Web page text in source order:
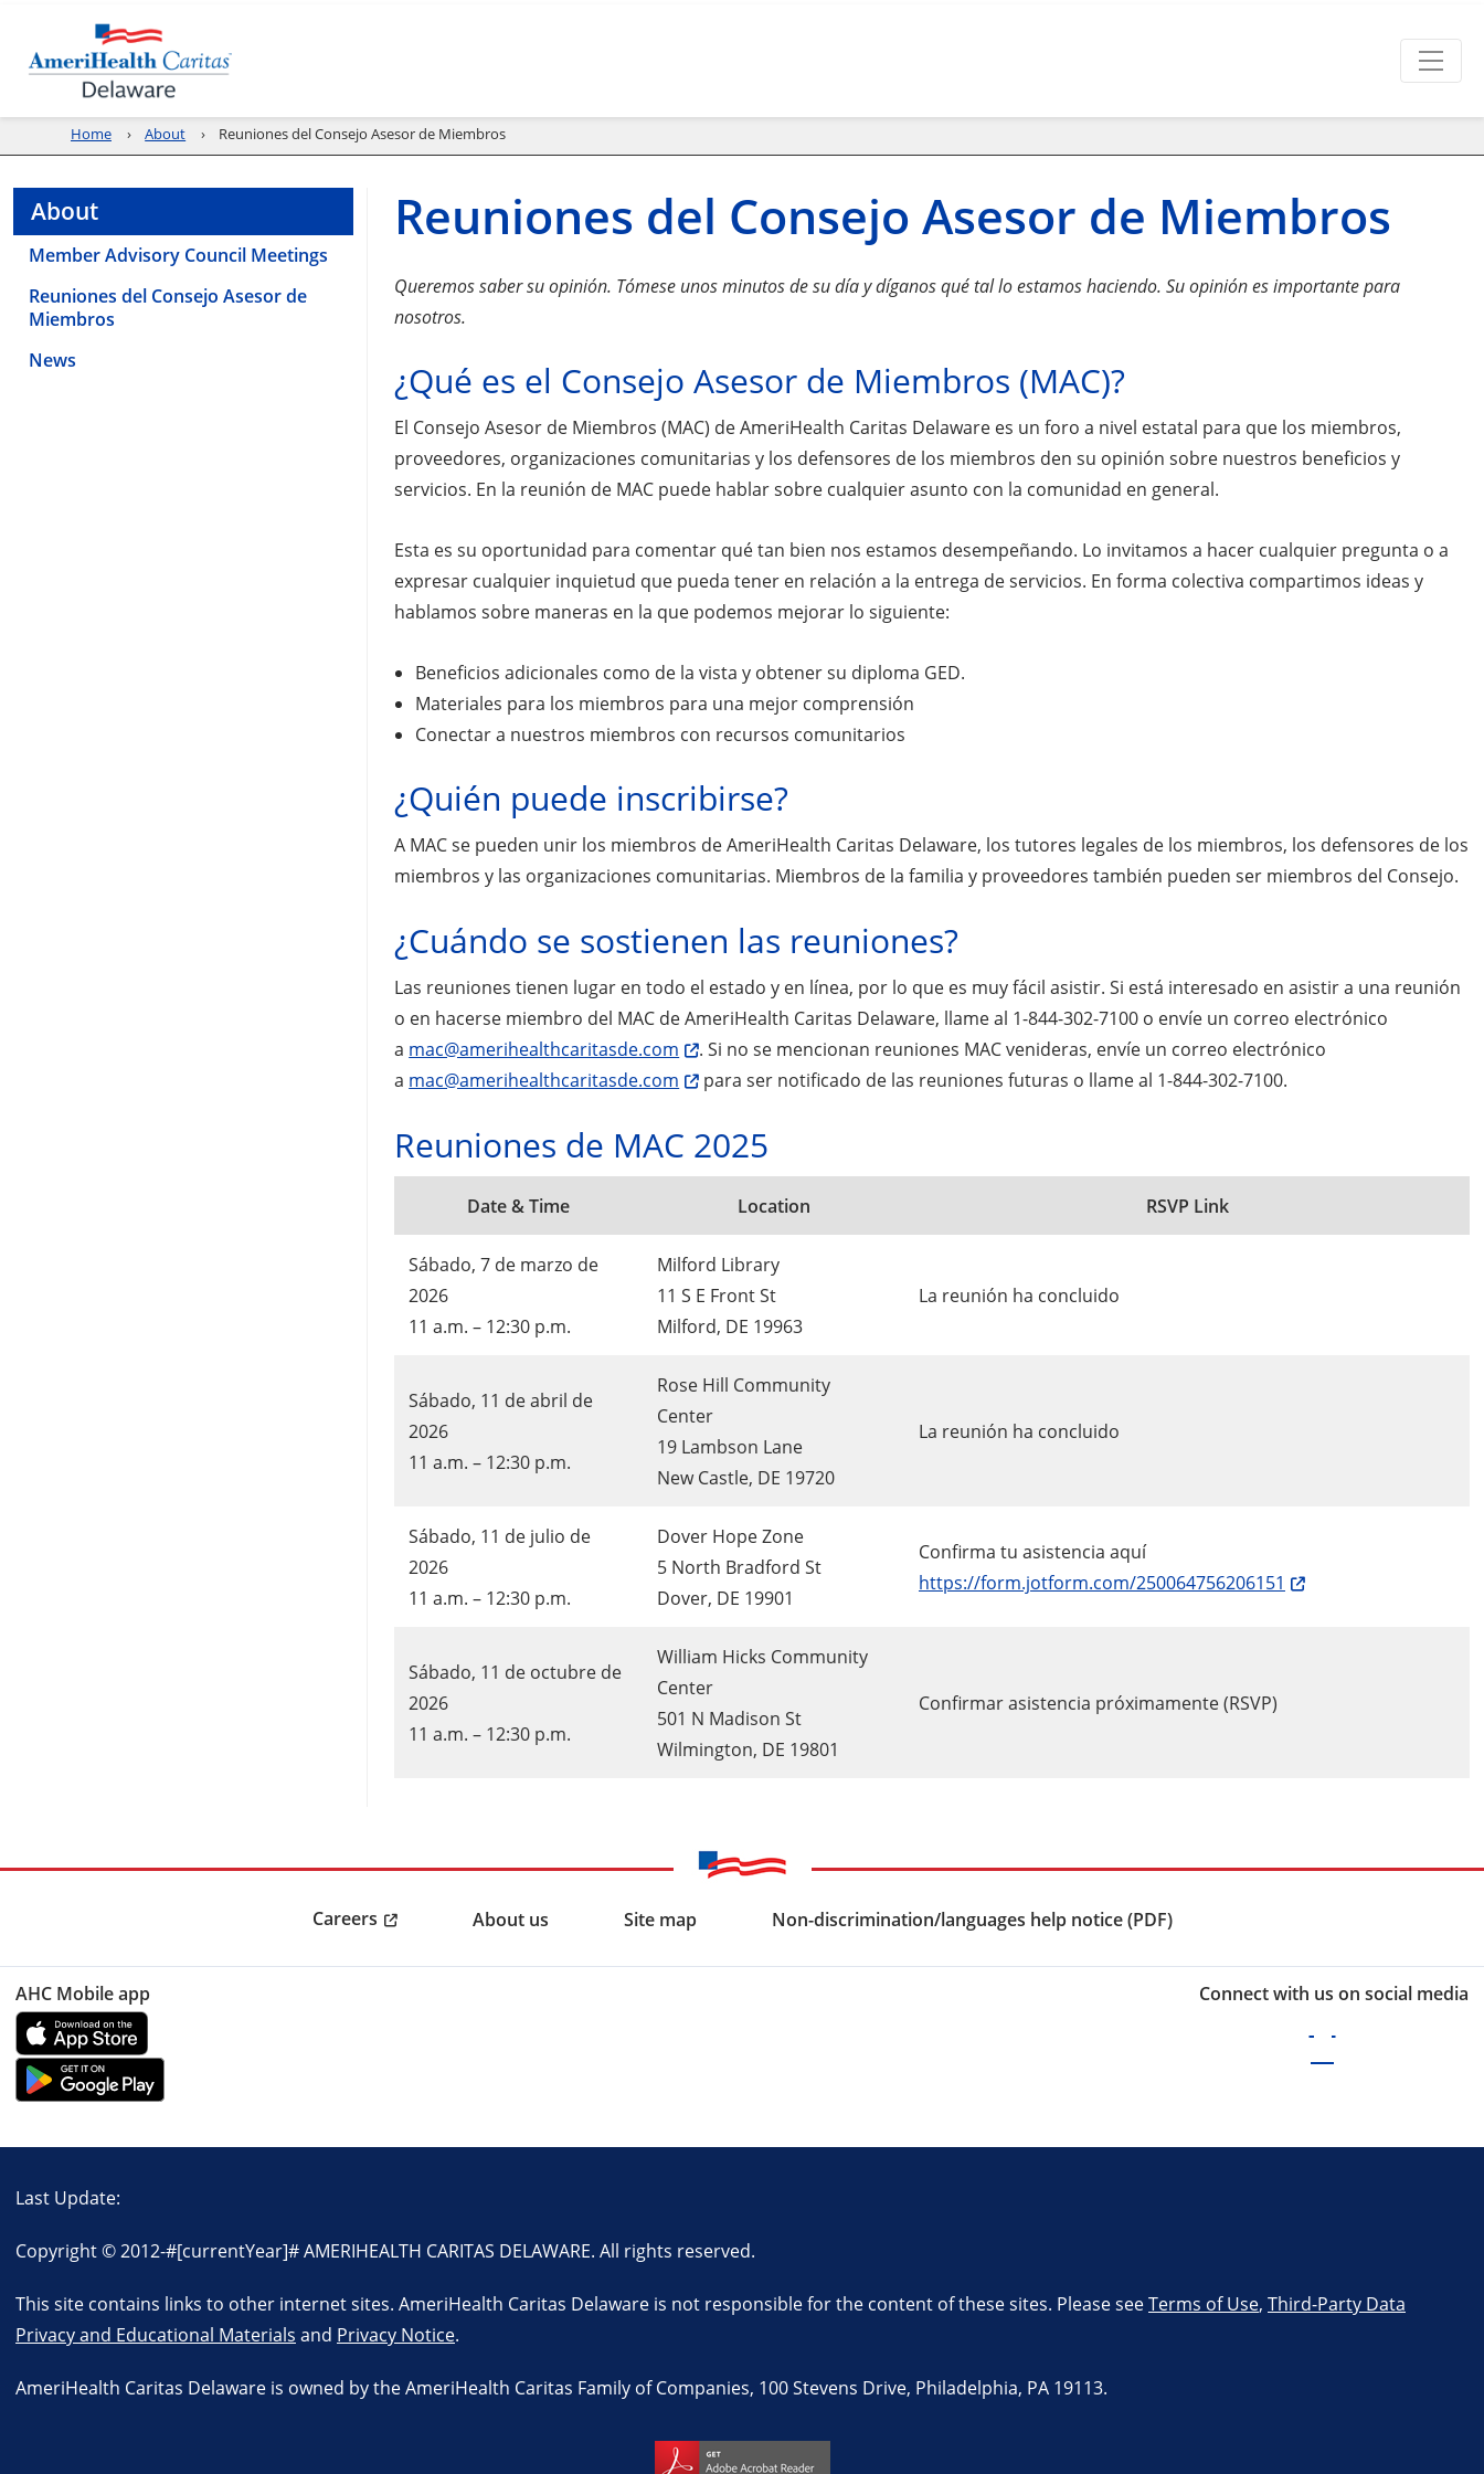
Home About Reuniones del Consejo Asesor de Miembros
About
Member Advisory Council Meetings
Reuniones del Consejo Asesor de
Miembros
News
Reuniones del Consejo Asesor de Miembros
Queremos saber su opinión. Tómese unos minutos de su día y díganos qué tal lo estamos haciendo. Su opinión es importante para
nosotros.
¿Qué es el Consejo Asesor de Miembros (MAC)?
El Consejo Asesor de Miembros (MAC) de AmeriHealth Caritas Delaware es un foro a nivel estatal para que los miembros,
proveedores, organizaciones comunitarias y los defensores de los miembros den su opinión sobre nuestros beneficios y
servicios. En la reunión de MAC puede hablar sobre cualquier asunto con la comunidad en general.
Esta es su oportunidad para comentar qué tan bien nos estamos desempeñando. Lo invitamos a hacer cualquier pregunta o a
expresar cualquier inquietud que pueda tener en relación a la entrega de servicios. En forma colectiva compartimos ideas y
hablamos sobre maneras en la que podemos mejorar lo siguiente:
Beneficios adicionales como de la vista y obtener su diploma GED.
Materiales para los miembros para una mejor comprensión
Conectar a nuestros miembros con recursos comunitarios
¿Quién puede inscribirse?
A MAC se pueden unir los miembros de AmeriHealth Caritas Delaware, los tutores legales de los miembros, los defensores de los
miembros y las organizaciones comunitarias. Miembros de la familia y proveedores también pueden ser miembros del Consejo.
¿Cuándo se sostienen las reuniones?
Las reuniones tienen lugar en todo el estado y en línea, por lo que es muy fácil asistir. Si está interesado en asistir a una reunión
o en hacerse miembro del MAC de AmeriHealth Caritas Delaware, llame al 1-844-302-7100 o envíe un correo electrónico
a mac@amerihealthcaritasde.com
. Si no se mencionan reuniones MAC venideras, envíe un correo electrónico
a mac@amerihealthcaritasde.com para ser notificado de las reuniones futuras o llame al 1-844-302-7100.
Reuniones de MAC 2025
Date & Time Location RSVP Link
Sábado, 7 de marzo de
2026
11 a.m. – 12:30 p.m.
Milford Library
11 S E Front St
Milford, DE 19963
La reunión ha concluido
Sábado, 11 de abril de
2026
11 a.m. – 12:30 p.m.
Rose Hill Community
Center
19 Lambson Lane
New Castle, DE 19720
La reunión ha concluido
Sábado, 11 de julio de
2026
11 a.m. – 12:30 p.m.
Dover Hope Zone
5 North Bradford St
Dover, DE 19901
Confirma tu asistencia aquí
https://form.jotform.com/250064756206151
Sábado, 11 de octubre de
2026
11 a.m. – 12:30 p.m.
William Hicks Community
Center
501 N Madison St
Wilmington, DE 19801
Confirmar asistencia próximamente (RSVP)
Careers About us Site map Non-discrimination/languages help notice (PDF)
AHC Mobile app Connect with us on social media
Last Update:
Copyright © 2012-#[currentYear]#AMERIHEALTH CARITAS DELAWARE. All rights reserved.
This site contains links to other internet sites. AmeriHealth Caritas Delaware is not responsible for the content of these sites. Please seeTerms of Use, Third-Party Data
Privacy and Educational Materials and Privacy Notice.
AmeriHealth Caritas Delaware is owned by the AmeriHealth Caritas Family of Companies, 100 Stevens Drive, Philadelphia, PA 19113.